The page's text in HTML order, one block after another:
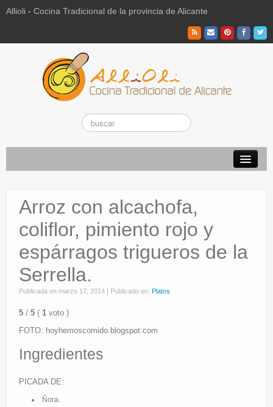
Allioli - Cocina Tradicional de la provincia de Alicante
Vuestras recetas de hoy
El Campo
La Paraeta
Eventos
Restaurantes
Arroz con alcachofa,
coliflor, pimiento rojo y
espárragos trigueros de la
Serrella.
Publicada en marzo 17, 2014 | Publicado en: Platos
5 / 5 ( 1 voto )
FOTO: hoyhemoscomido.blogspot.com
Ingredientes
PICADA DE:
Ñora.